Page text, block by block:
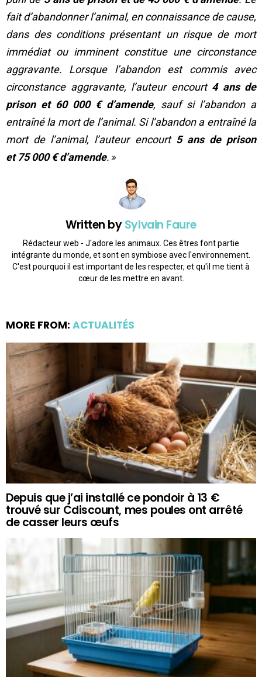
fait d’abandonner l’animal, en connaissance de cause,
dans des conditions présentant un risque de mort
immédiat ou imminent constitue une circonstance
aggravante. Lorsque l’abandon est commis avec
circonstance aggravante, l’auteur encourt 4 ans de
prison et 60 000 €d’amende, sauf si l’abandon a
entraîné la mort de l’animal. Si l’abandon a entraîné la
mort de l’animal, l’auteur encourt 5 ans de prison
et75 000 €d’amende. »
Written bySylvain Faure
Rédacteur web - J'adore les animaux. Ces êtres font partie
intégrante du monde, et sont en symbiose avec l'environnement.
C'est pourquoi il est important de les respecter, et qu'il me tient à
cœur de les mettre en avant.
MORE FROM: ACTUALITÉS
Depuis que j’ai installé ce pondoir à 13 €
trouvé sur Cdiscount, mes poules ont arrêté
de casser leurs œufs